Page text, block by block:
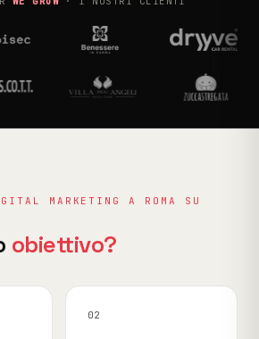
MARKETING A ROMA SU
obiettivo?
02